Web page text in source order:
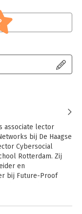
associate lector
bij De Haagse
Cybersocial
Rotterdam. Zij
en
bij Future-Proof
Overdiek